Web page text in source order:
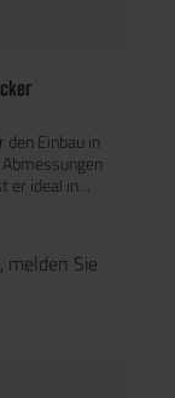
den Einbau in
er ideal in
melden Sie